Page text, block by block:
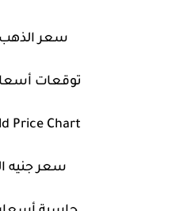
سعر الذهب
توقعات
Price Chart
سعر جنيه